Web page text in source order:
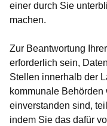
einer durch Sie
machen.
Zur Beantwortung
erforderlich sein,
Stellen innerhalb der
kommunale
einverstanden sind,
indem Sie das dafür